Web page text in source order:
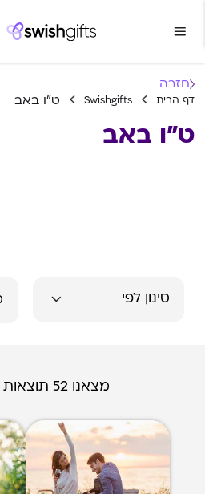
חזרה
דף הבית Swishgifts ט"ו באב
ט"ו באב
סינון לפי
מצאנו 52 תוצאות בט"ו באב